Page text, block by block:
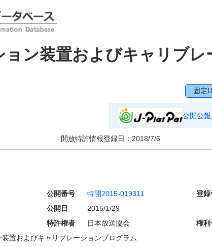
ン装置およびキャリブレ
固定
公開公
開放特許情報登録日： 2018/7/6
公開番号 特開2015-019311 登録
公開日
2015/1/29
特許権者 日本放送協会 権利
置およびキャリブレーションプログラム